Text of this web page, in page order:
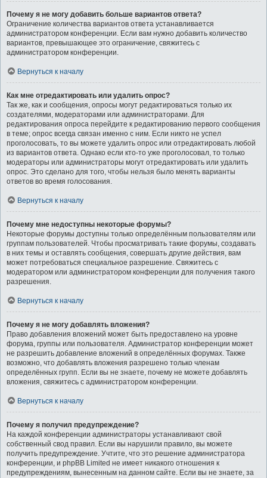
Почему я не могу добавить больше вариантов ответа?
Ограничение количества вариантов ответа устанавливается
администратором конференции. Если вам нужно добавить количество
вариантов, превышающее это ограничение, свяжитесь с
администратором конференции.
Вернуться к началу
Как мне отредактировать или удалить опрос?
Так же, как и сообщения, опросы могут редактироваться только их
создателями, модераторами или администраторами. Для
редактирования опроса перейдите к редактированию первого сообщения
в теме; опрос всегда связан именно с ним. Если никто не успел
проголосовать, то вы можете удалить опрос или отредактировать любой
из вариантов ответа. Однако если кто-то уже проголосовал, то только
модераторы или администраторы могут отредактировать или удалить
опрос. Это сделано для того, чтобы нельзя было менять варианты
ответов во время голосования.
Вернуться к началу
Почему мне недоступны некоторые форумы?
Некоторые форумы доступны только определённым пользователям или
группам пользователей. Чтобы просматривать такие форумы, создавать
в них темы и оставлять сообщения, совершать другие действия, вам
может потребоваться специальное разрешение. Свяжитесь с
модератором или администратором конференции для получения такого
разрешения.
Вернуться к началу
Почему я не могу добавлять вложения?
Право добавления вложений может быть предоставлено на уровне
форума, группы или пользователя. Администратор конференции может
не разрешить добавление вложений в определённых форумах. Также
возможно, что добавлять вложения разрешено только членам
определённых групп. Если вы не знаете, почему не можете добавлять
вложения, свяжитесь с администратором конференции.
Вернуться к началу
Почему я получил предупреждение?
На каждой конференции администраторы устанавливают свой
собственный свод правил. Если вы нарушили правило, вы можете
получить предупреждение. Учтите, что это решение администратора
конференции, и phpBB Limited не имеет никакого отношения к
предупреждениям, вынесенным на данном сайте. Если вы не знаете, за